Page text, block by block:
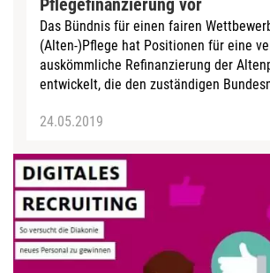
Pflegefinanzierung vor
Das Bündnis für einen fairen
(Alten-)Pflege hat Positionen für eine
auskömmliche Refinanzierung der
entwickelt, die den zuständigen
24.05.2019